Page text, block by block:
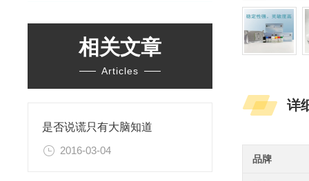
相关文章
Articles
是否说谎只有大脑知道
2016-03-04
详
品牌